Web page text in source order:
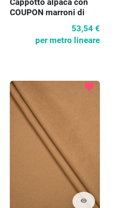
Cappotto alpaca con
COUPON marroni di
53,54 €
per metro lineare
visibility
favorite